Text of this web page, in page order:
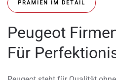
PRÄMIEN IM DETAIL
Peugeot
Für